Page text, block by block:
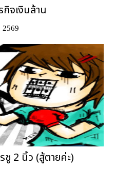
จเงินล้าน
2569
ชู 2 นิ้ว (สู้ตายค่ะ)